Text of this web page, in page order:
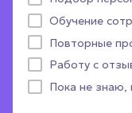
Обучение
Повторные
Работу с
Пока не знаю,
CRM-система
Выдать расчет
Пока не
Другое